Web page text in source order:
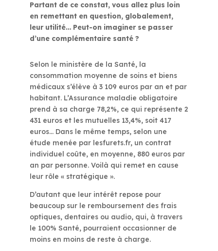
Partant de ce constat, vous allez plus loin
en remettant en question, globalement,
leur utilité… Peut-on imaginer se passer
d’une complémentaire santé ?
Selon le ministère de la Santé, la
consommation moyenne de soins et biens
médicaux s’élève à 3 109 euros par an et par
habitant. L’Assurance maladie obligatoire
prend à sa charge 78,2%, ce qui représente 2
431 euros et les mutuelles 13,4%, soit 417
euros… Dans le même temps, selon une
étude menée par lesfurets.fr, un contrat
individuel coûte, en moyenne, 880 euros par
an par personne. Voilà qui remet en cause
leur rôle « stratégique ».
D’autant que leur intérêt repose pour
beaucoup sur le remboursement des frais
optiques, dentaires ou audio, qui, à travers
le 100% Santé, pourraient occasionner de
moins en moins de reste à charge.